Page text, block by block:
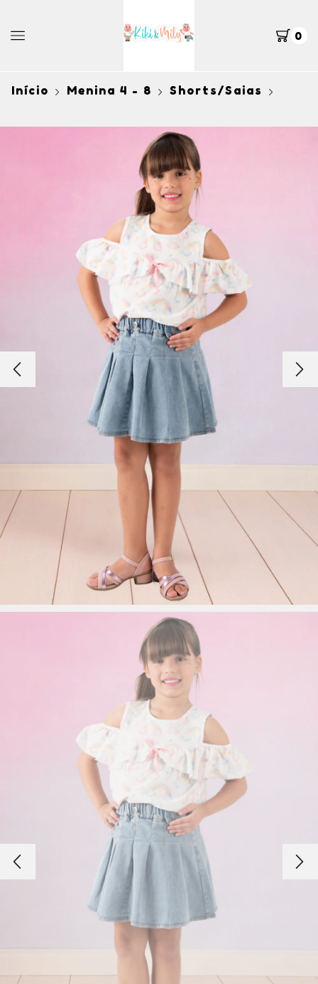
0
Início Menina 4 - 8 Shorts/Saias